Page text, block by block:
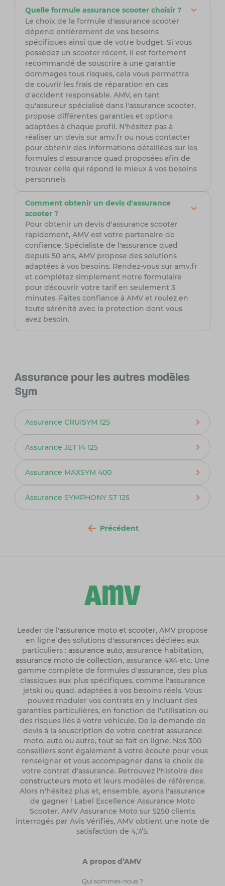
Quelle formule assurance scooter choisir ?
Le choix de la formule d'assurance scooter
dépend entièrement de vos besoins
spécifiques ainsi que de votre budget. Si vous
possédez un scooter récent, il est fortement
recommandé de souscrire à une garantie
dommages tous risques, cela vous permettra
de couvrir les frais de réparation en cas
d'accident responsable. AMV, en tant
qu'assureur spécialisé dans l'assurance scooter,
propose différentes garanties et options
adaptées à chaque profil. N'hésitez pas à
réaliser un devis sur amv.fr ou nous contacter
pour obtenir des informations détaillées sur les
formules d'assurance quad proposées afin de
trouver celle qui répond le mieux à vos besoins
personnels
Comment obtenir un devis d'assurance
scooter ?
Pour obtenir un devis d'assurance scooter
rapidement, AMV est votre partenaire de
confiance. Spécialiste de l'assurance quad
depuis 50 ans, AMV propose des solutions
adaptées à vos besoins. Rendez-vous sur amv.fr
et complétez simplement notre formulaire
pour découvrir votre tarif en seulement 3
minutes. Faites confiance à AMV et roulez en
toute sérénité avec la protection dont vous
avez besoin.
Assurance pour les autres modèles
Sym
Assurance CRUISYM 125
Assurance JET 14 125
Assurance MAXSYM 400
Assurance SYMPHONY ST 125
Précédent
Leader de l'assurance moto et scooter, AMV propose
en ligne des solutions d'assurances dédiées aux
particuliers : assurance auto, assurance habitation,
assurance moto de collection, assurance 4X4 etc. Une
gamme complète de formules d'assurance, des plus
classiques aux plus spécifiques, comme l'assurance
jetski ou quad, adaptées à vos besoins réels. Vous
pouvez moduler vos contrats en y incluant des
garanties particulières, en fonction de l'utilisation ou
des risques liés à votre véhicule. De la demande de
devis à la souscription de votre contrat assurance
moto, auto ou autre, tout se fait en ligne. Nos 300
conseillers sont également à votre écoute pour vous
renseigner et vous accompagner dans le choix de
votre contrat d'assurance. Retrouvez l'histoire des
constructeurs motoet leurs modèles de référence.
Alors n'hésitez plus et, ensemble, ayons l'assurance
de gagner ! Label Excellence Assurance Moto
Scooter. AMV Assurance Moto sur 5250 clients
interrogés par Avis Vérifiés, AMV obtient une note de
satisfaction de 4,7/5.
A propos d’AMV
Qui sommes-nous ?